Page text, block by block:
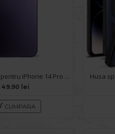
Husa spate pentru iPhone 14 Pro Max- Glace case Mov
49.90 lei
CUMPARA